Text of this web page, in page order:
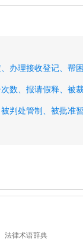
办理接收登记、 帮
数、 报请假释、 被
被判处管制、 被批准
法律术语辞典